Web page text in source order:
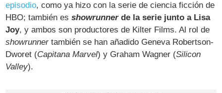
episodio, como ya hizo con la serie de ciencia ficción de
HBO; también esshowrunnerde la serie junto a Lisa
Joy, y ambos son productores de Kilter Films. Al rol de
showrunnertambién se han añadido Geneva Robertson-
Dworet (Capitana Marvel) y Graham Wagner (Silicon
Valley).